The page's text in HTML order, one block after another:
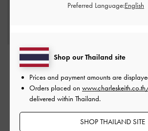
สร้อยคอแบบทูโทนรุ่น
Adalyn-
฿1,790.00
ชาร์มกระเป๋าดีไซน์โ
฿1,590.00
Shop our Thailand site
Prices and payment amounts are
Orders placed on
delivered within Thailand.
SHOP THAILAND SITE
Preferred Language: